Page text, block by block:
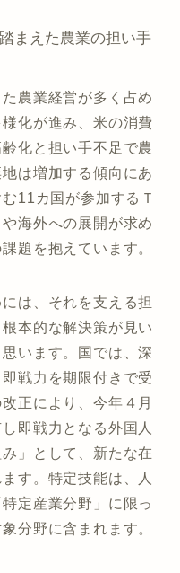
まえた農業の担い手
農業経営が多く占め
化が進み、米の消費
化と担い手不足で農
は増加する傾向にあ
11カ国が参加するＴ
海外への展開が求め
題を抱えています。
は、それを支える担
本的な解決策が見い
います。国では、深
戦力を期限付きで受
正により、今年４月
即戦力となる外国人
」として、新たな在
す。特定技能は、人
定産業分野」に限っ
分野に含まれます。